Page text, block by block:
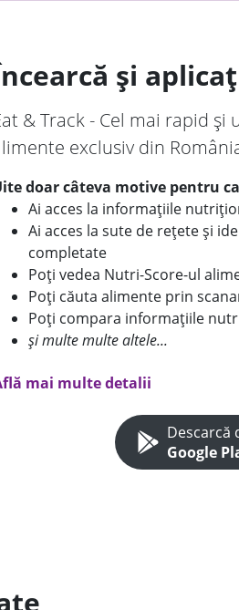
și
& Track - Cel mai rapid
exclusiv din
doar câteva motive pentru
Ai acces la informațiile
Ai acces la sute de rețete și
completate
Poți vedea Nutri-Score-ul
Poți căuta alimente prin
Poți compara informațiile
și multe multe altele...
mai multe detalii
Descarcă
Google